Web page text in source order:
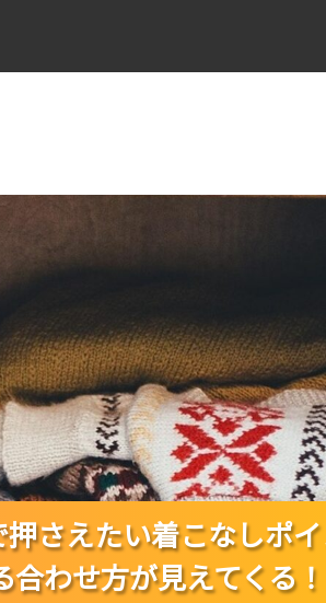
ント8つ｜甘さとマニッシュを両立す
さえたい着こなしポ
わせ方が見えてくる！
さえたい着こなしポ
わせ方が見えてくる！
さえたい着こなしポ
わせ方が見えてくる！